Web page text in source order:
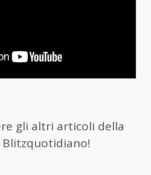
gli altri articoli della